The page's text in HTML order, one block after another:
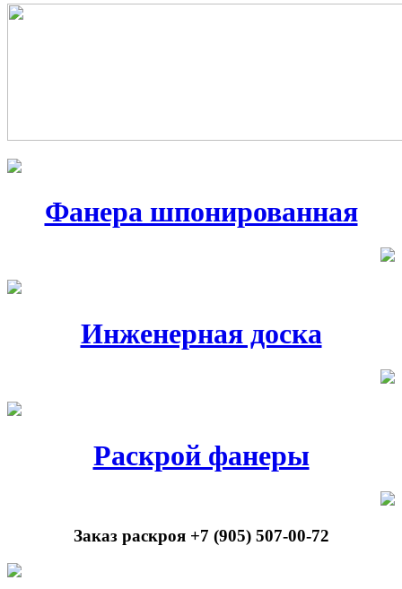
Фанера шпонированная
Инженерная доска
Раскрой фанеры
Заказ раскроя +7 (905) 507-00-72